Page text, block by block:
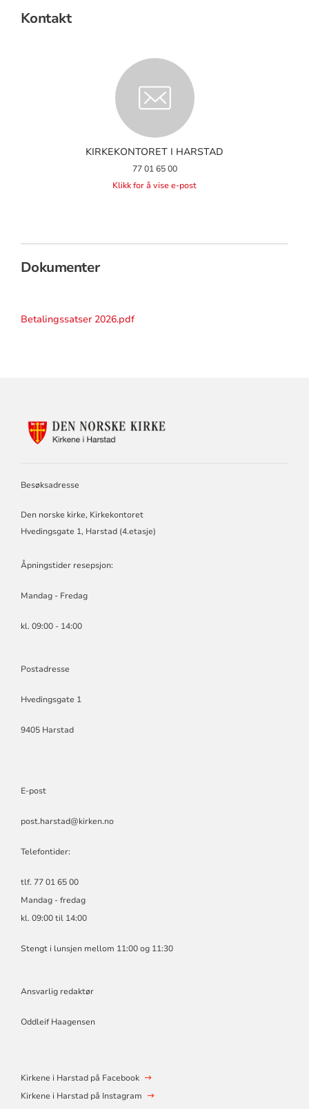
Kontakt
KIRKEKONTORET I HARSTAD
77 01 65 00
Klikk for å vise e-post
Dokumenter
Betalingssatser 2026.pdf
Besøksadresse
Den norske kirke, Kirkekontoret
Hvedingsgate 1, Harstad (4.etasje)
Åpningstider resepsjon:
Mandag - Fredag
kl. 09:00 - 14:00
Postadresse
Hvedingsgate 1
9405 Harstad
E-post
post.harstad@kirken.no
Telefontider:
tlf. 77 01 65 00
Mandag - fredag
kl. 09:00 til 14:00
Stengt i lunsjen mellom 11:00 og 11:30
Ansvarlig redaktør
Oddleif Haagensen
Kirkene i Harstad på Facebook
Kirkene i Harstad på Instagram